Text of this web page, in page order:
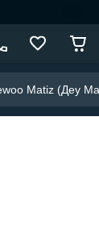
Matiz (Деу